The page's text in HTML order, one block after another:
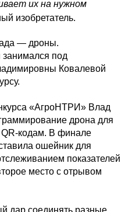
их на нужном
изобретатель.
— дроны.
под
Ковалевой
«АгроНТРИ» Влад
дрона для
QR-кодам. В финале
ошейник для
показателей
место с отрывом
дар соединять разные